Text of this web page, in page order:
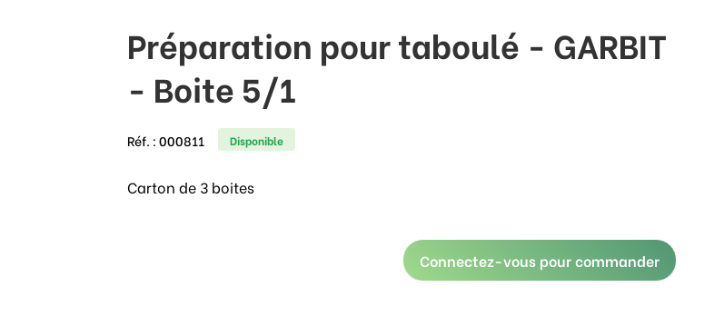
Préparation pour taboulé - GARBIT
- Boite 5/1
Réf. :000811 Disponible
Carton de 3 boites
Connectez-vous pour commander